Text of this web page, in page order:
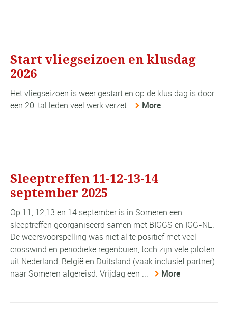
Start vliegseizoen en klusdag
2026
Het vliegseizoen is weer gestart en op de klus dag is door
een 20-tal leden veel werk verzet.
More
Sleeptreffen 11-12-13-14
september 2025
Op 11, 12,13 en 14 september is in Someren een
sleeptreffen georganiseerd samen met BIGGS en IGG-NL.
De weersvoorspelling was niet al te positief met veel
crosswind en periodieke regenbuien, toch zijn vele piloten
uit Nederland, België en Duitsland (vaak inclusief partner)
naar Someren afgereisd. Vrijdag een ...
More